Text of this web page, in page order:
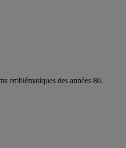
emblématiques des années 80.